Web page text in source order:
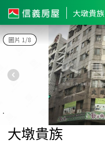
大墩貴族
圖片 1/8
大墩貴族